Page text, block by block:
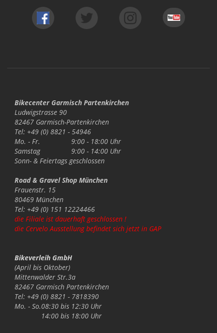
Bikecenter Garmisch Partenkirchen
Ludwigstrasse 90
82467 Garmisch-Partenkirchen
Tel: +49 (0) 8821 - 54946
Mo. - Fr.
9:00 - 18:00 Uhr
Samstag
9:00 - 14:00 Uhr
Sonn- & Feiertags geschlossen
Road & Gravel Shop München
Frauenstr. 15
80469 München
Tel: +49 (0) 151 12224466
die Filiale ist dauerhaft geschlossen !
die Cervelo Ausstellung befindet sich jetzt in GAP
Bikeverleih GmbH
(April bis Oktober)
Mittenwalder Str.3a
82467 Garmisch Partenkirchen
Tel: +49 (0) 8821 - 7818390
Mo. - So.08:30 bis 12:30 Uhr
14:00 bis 18:00 Uhr